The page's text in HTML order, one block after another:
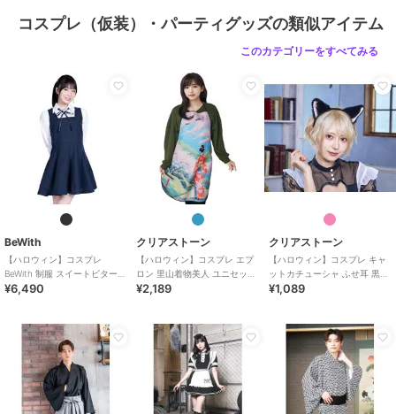
コスプレ（仮装）・パーティグッズの類似アイテム
このカテゴリーをすべてみる
BeWith
【ハロウィン】コスプレ
BeWith 制服 スイートビター学
園ブラック かわいい
¥6,490
クリアストーン
【ハロウィン】コスプレ エプ
ロン 里山着物美人 ユニセック
ス ブルー
¥2,189
クリアストーン
【ハロウィン】コスプレ キャ
ットカチューシャ ふせ耳 黒×
ピンク ユニセックス
¥1,089